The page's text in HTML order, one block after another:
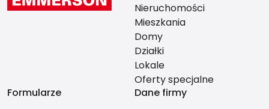
Nieruchomości
Mieszkania
Domy
Działki
Lokale
Oferty specjalne
Formularze
Dane firmy